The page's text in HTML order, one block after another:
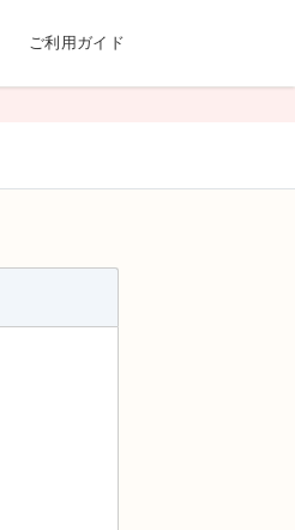
ご利用ガイド